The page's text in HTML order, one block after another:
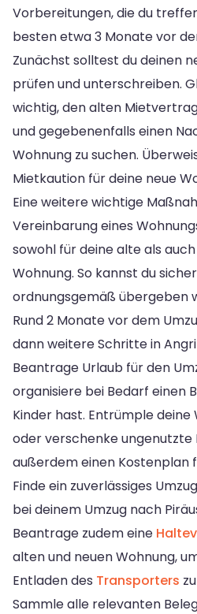
Vorbereitungen, die du
besten etwa 3 Monate vor
Zunächst solltest du deinen
prüfen und unterschreiben.
wichtig, den alten
und gegebenenfalls einen
Wohnung zu suchen.
Mietkaution für deine neue
Eine weitere wichtige
Vereinbarung eines
sowohl für deine alte als
Wohnung. So kannst du
ordnungsgemäß übergeben
Rund 2 Monate vor dem
dann weitere Schritte in
Beantrage Urlaub für den
organisiere bei Bedarf einen
Kinder hast. Entrümple
oder verschenke ungenutzte
außerdem einen Kostenplan
Finde ein zuverlässiges
bei deinem Umzug nach
Beantrage zudem eine
alten und neuen Wohnung,
Entladen des Transporters
Sammle alle relevanten